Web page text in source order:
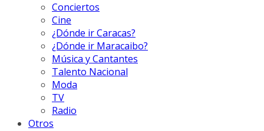
Conciertos
Cine
¿Dónde ir Caracas?
¿Dónde ir Maracaibo?
Música y Cantantes
Talento Nacional
Moda
TV
Radio
Otros